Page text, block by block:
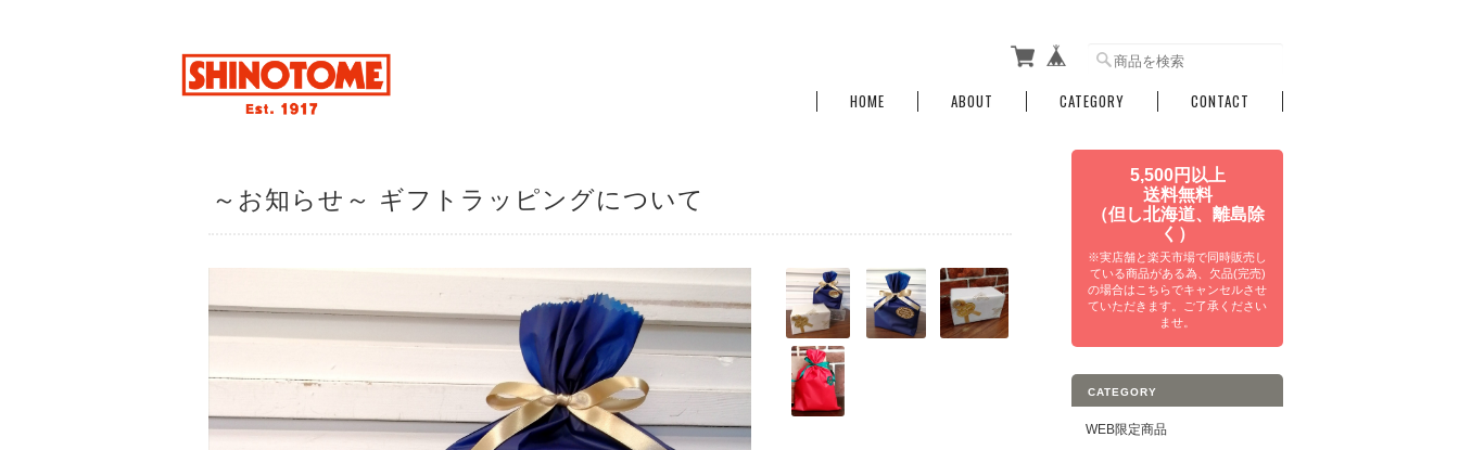
HOME ABOUT CATEGORY CONTACT
～お知らせ～ ギフトラッピングについて
5,500円以上
送料無料
（但し北海道、離島除
く）
※実店舗と楽天市場で同時販売し
ている商品がある為、欠品(完売)
の場合はこちらでキャンセルさせ
ていただきます。ご了承ください
ませ。
CATEGORY
WEB限定商品